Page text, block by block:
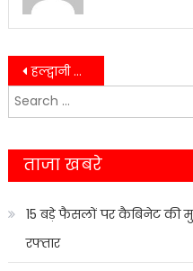
Post
navigation
हल्द्वानी विधायक सुमित हृदयेश ने अघोषित बेतहाशा बिजली कटौती पर दिया बयान………
Search
for:
ताजा खबरे
15 बड़े फैसलों पर कैबिनेट की
रफ्तार